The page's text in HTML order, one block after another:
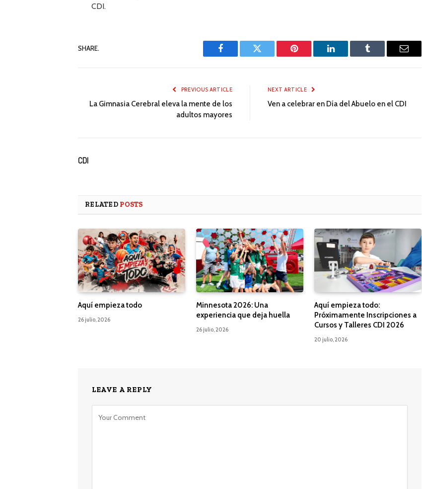
CDI.
SHARE.
Facebook Twitter Pinterest LinkedIn Tumblr Email
PREVIOUS ARTICLE
La Gimnasia Cerebral eleva la mente de los
adultos mayores
NEXT ARTICLE
Ven a celebrar en Día del Abuelo en el CDI
CDI
RELATED POSTS
Aquí empieza todo
26 julio, 2026
Minnesota 2026: Una
experiencia que deja huella
26 julio, 2026
Aquí empieza todo:
Próximamente Inscripciones a
Cursos y Talleres CDI 2026
20 julio, 2026
LEAVE A REPLY